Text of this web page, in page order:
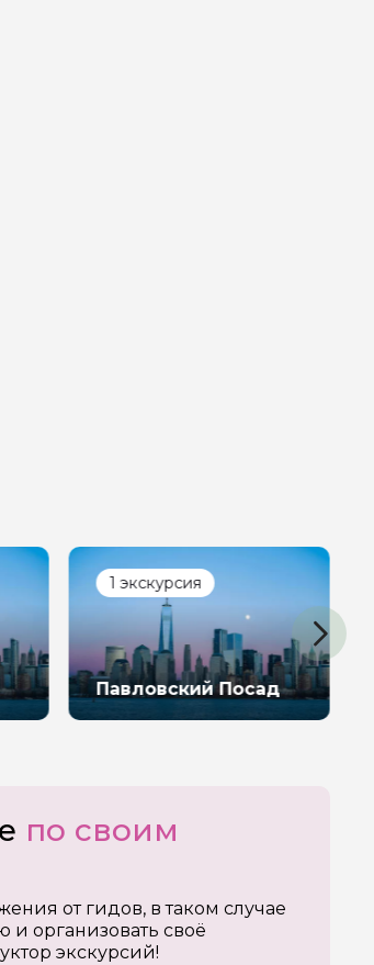
1 экскурсия
Павловский Посад
по своим
от гидов, в таком случае
и организовать своё
экскурсий!